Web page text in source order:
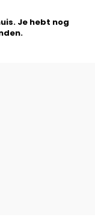
Je hebt nog